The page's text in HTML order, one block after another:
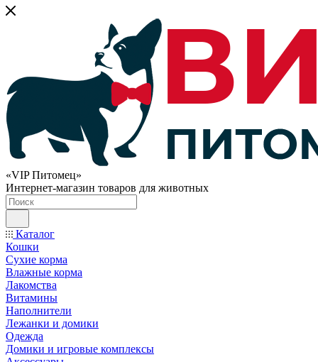
«VIP Питомец»
Интернет-магазин товаров для животных
Каталог
Кошки
Сухие корма
Влажные корма
Лакомства
Витамины
Наполнители
Лежанки и домики
Одежда
Домики и игровые комплексы